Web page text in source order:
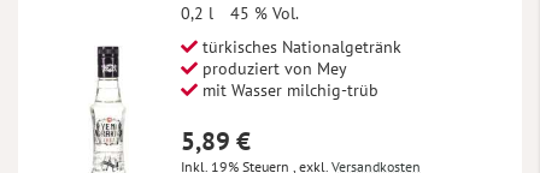
0,2 l
45 % Vol.
türkisches Nationalgetränk
produziert von Mey
mit Wasser milchig-trüb
5,89 €
Inkl. 19% Steuern , exkl. Versandkosten